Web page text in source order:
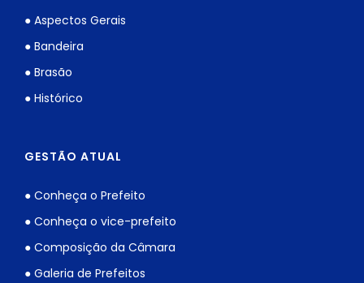
● Aspectos Gerais
● Bandeira
● Brasão
● Histórico
GESTÃO ATUAL
● Conheça o Prefeito
● Conheça o vice-prefeito
● Composição da Câmara
● Galeria de Prefeitos